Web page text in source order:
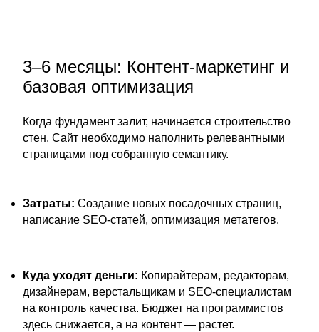
3–6 месяцы: Контент-маркетинг и
базовая оптимизация
Когда фундамент залит, начинается строительство
стен. Сайт необходимо наполнить релевантными
страницами под собранную семантику.
Затраты: Создание новых посадочных страниц,
написание SEO-статей, оптимизация метатегов.
Куда уходят деньги: Копирайтерам, редакторам,
дизайнерам, верстальщикам и SEO-специалистам
на контроль качества. Бюджет на программистов
здесь снижается, а на контент — растет.